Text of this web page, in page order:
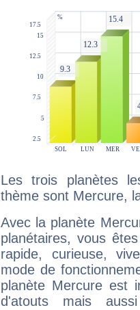
Les trois planètes
thème sont Mercure,
Avec la planète
planétaires, vous
rapide, curieuse,
mode de
planète Mercure est
d'atouts mais